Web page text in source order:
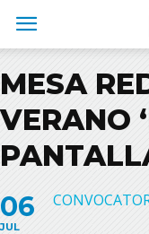
MESA
VERANO
06
JUL